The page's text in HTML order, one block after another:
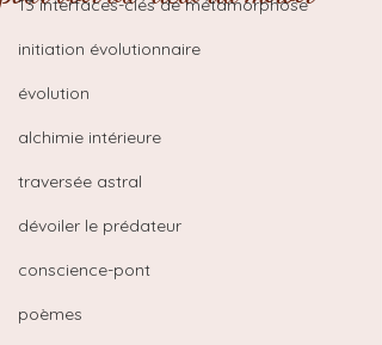
13 interfaces-clés de métamorphose
initiation évolutionnaire
évolution
alchimie intérieure
traversée astral
dévoiler le prédateur
conscience-pont
poèmes